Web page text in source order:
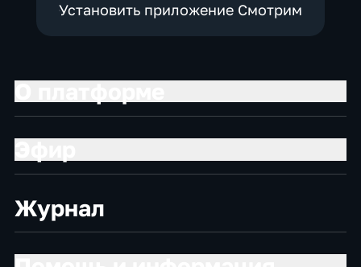
Установить приложение Смотрим
Журнал